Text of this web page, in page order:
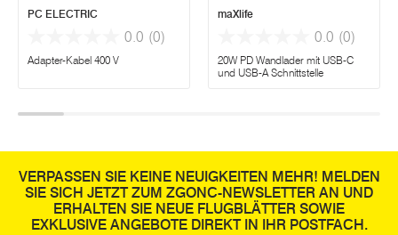
PC ELECTRIC
0.0 (0)
Adapter-Kabel 400 V
maXlife
0.0 (0)
20W PD Wandlader mit USB-C
und USB-A Schnittstelle
VERPASSEN SIE KEINE NEUIGKEITEN MEHR! MELDEN
SIE SICH JETZT ZUM ZGONC-NEWSLETTER AN UND
ERHALTEN SIE NEUE FLUGBLÄTTER SOWIE
EXKLUSIVE ANGEBOTE DIREKT IN IHR POSTFACH.